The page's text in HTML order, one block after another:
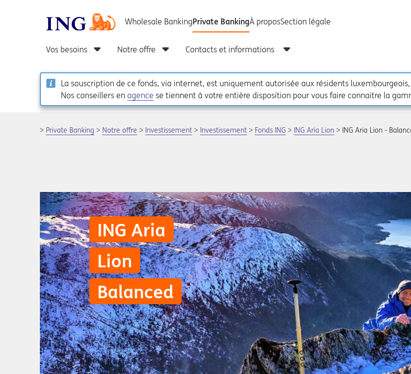
La souscription de ce fonds, via internet, est uniquement autorisée aux résidents
Nos conseillers en agence se tiennent à votre entière disposition pour vous faire connaitre la
Private Banking Notre offre Investissement Investissement Fonds ING ING Aria Lion ING Aria Lion -
ING Aria
Lion
Balanced